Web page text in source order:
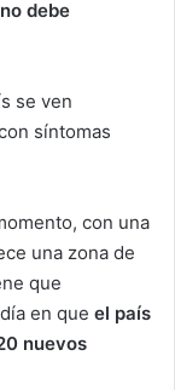
debe
se ven
síntomas
con una
una zona de
que
en que el país
nuevos